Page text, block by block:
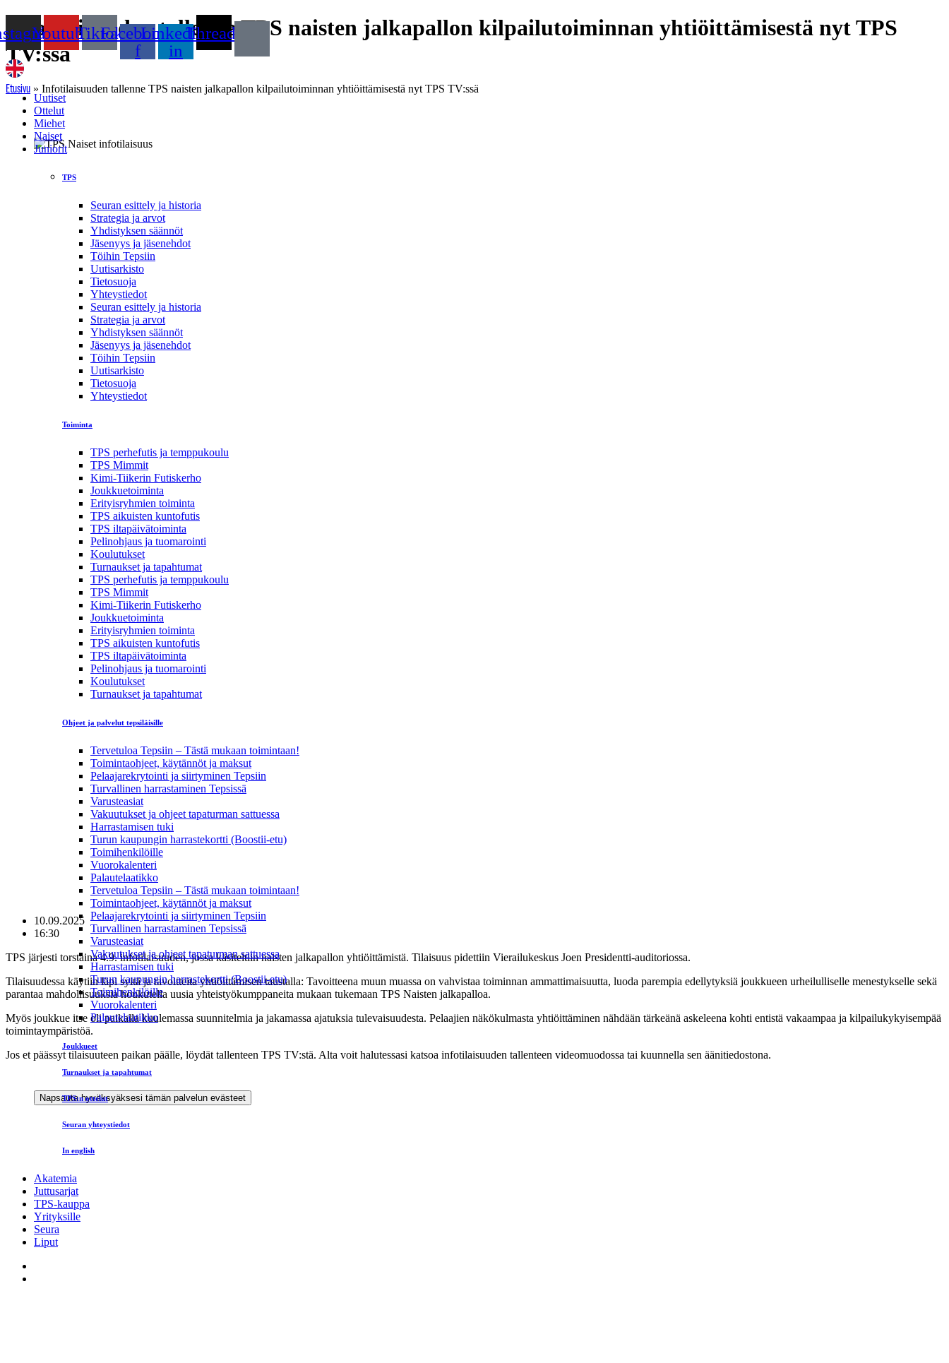
sisältöönYoutubeTiktokFacebook-
f
Linkedin-
in
Threads
Uutiset
Ottelut
Miehet
Naiset
Juniorit
TPS
Seuran esittely ja historia
Strategia ja arvot
Yhdistyksen säännöt
Jäsenyys ja jäsenehdot
Töihin Tepsiin
Uutisarkisto
Tietosuoja
Yhteystiedot
Seuran esittely ja historia
Strategia ja arvot
Yhdistyksen säännöt
Jäsenyys ja jäsenehdot
Töihin Tepsiin
Uutisarkisto
Tietosuoja
Yhteystiedot
Toiminta
TPS perhefutis ja temppukoulu
TPS Mimmit
Kimi-Tiikerin Futiskerho
Joukkuetoiminta
Erityisryhmien toiminta
TPS aikuisten kuntofutis
TPS iltapäivätoiminta
Pelinohjaus ja tuomarointi
Koulutukset
Turnaukset ja tapahtumat
TPS perhefutis ja temppukoulu
TPS Mimmit
Kimi-Tiikerin Futiskerho
Joukkuetoiminta
Erityisryhmien toiminta
TPS aikuisten kuntofutis
TPS iltapäivätoiminta
Pelinohjaus ja tuomarointi
Koulutukset
Turnaukset ja tapahtumat
Ohjeet ja palvelut tepsiläisille
Tervetuloa Tepsiin – Tästä mukaan toimintaan!
Toimintaohjeet, käytännöt ja maksut
Pelaajarekrytointi ja siirtyminen Tepsiin
Turvallinen harrastaminen Tepsissä
Varusteasiat
Vakuutukset ja ohjeet tapaturman sattuessa
Harrastamisen tuki
Turun kaupungin harrastekortti (Boostii-etu)
Toimihenkilöille
Vuorokalenteri
Palautelaatikko
Tervetuloa Tepsiin – Tästä mukaan toimintaan!
Toimintaohjeet, käytännöt ja maksut
Pelaajarekrytointi ja siirtyminen Tepsiin
Turvallinen harrastaminen Tepsissä
Varusteasiat
Vakuutukset ja ohjeet tapaturman sattuessa
Harrastamisen tuki
Turun kaupungin harrastekortti (Boostii-etu)
Toimihenkilöille
Vuorokalenteri
Palautelaatikko
Joukkueet
Turnaukset ja tapahtumat
TPS:n ottelut
Seuran yhteystiedot
In english
Akatemia
Juttusarjat
TPS-kauppa
Yrityksille
Seura
Liput
Infotilaisuuden tallenne TPS naisten jalkapallon kilpailutoiminnan yhtiöittämisestä nyt TPS
TV:ssä
Etusivu » Infotilaisuuden tallenne TPS naisten jalkapallon kilpailutoiminnan yhtiöittämisestä nyt TPS TV:ssä
10.09.2025
16:30
TPS järjesti torstaina 4.9. infotilaisuuden, jossa käsiteltiin naisten jalkapallon yhtiöittämistä. Tilaisuus pidettiin Vierailukeskus Joen Presidentti-auditoriossa.
Tilaisuudessa käytiin läpi syitä ja tavoitteita yhtiöittämisen taustalla: Tavoitteena muun muassa on vahvistaa toiminnan ammattimaisuutta, luoda parempia edellytyksiä joukkueen urheilulliselle menestykselle sekä
parantaa mahdollisuuksia houkutella uusia yhteistyökumppaneita mukaan tukemaan TPS Naisten jalkapalloa.
Myös joukkue itse oli paikalla kuulemassa suunnitelmia ja jakamassa ajatuksia tulevaisuudesta. Pelaajien näkökulmasta yhtiöittäminen nähdään tärkeänä askeleena kohti entistä vakaampaa ja kilpailukykyisempää
toimintaympäristöä.
Jos et päässyt tilaisuuteen paikan päälle, löydät tallenteen TPS TV:stä. Alta voit halutessasi katsoa infotilaisuuden tallenteen videomuodossa tai kuunnella sen äänitiedostona.
Napsauta hyväksyäksesi tämän palvelun evästeet